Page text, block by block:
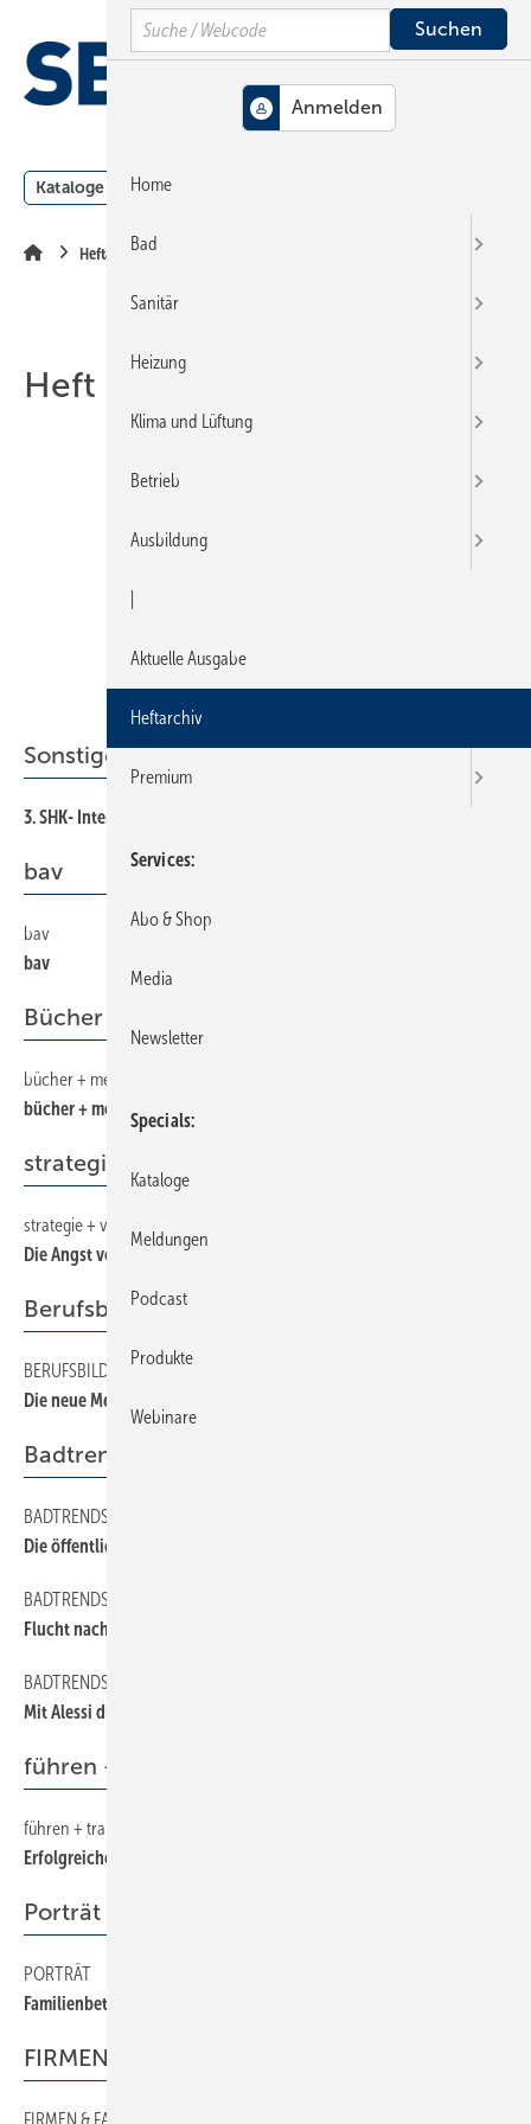
Hauptinhalt
Hauptmenü
SiteSearch
Kataloge Meldungen
Heftarchiv
Heft 22-2002
Sonstiges Thema
3. SHK- Internet-Osc@r
bav
bav
bav
Bücher + Medien
bücher + medien
bücher + medien
strategie + vision
strategie + vision
Die Angst vor der Farbe
Berufsbildung
BERUFSBILDUNG
Die neue Meisterprüfungsverordnung
Badtrends
BADTRENDS
Die öffentliche Bad-Welt
BADTRENDS
Flucht nach vorne
BADTRENDS
Mit Alessi die Bad- Ausstellungen erobern
führen + trainieren
führen + trainieren
Erfolgreicher Umgang mit Kunden
Porträt
PORTRÄT
Familienbetrieb mit Perspektiven
FIRMEN & FAKTEN
FIRMEN & FAKTEN
Search
Home
Bad
Sanitär
Heizung
Klima und Lüftung
Betrieb
Ausbildung
Aktuelle Ausgabe
Heftarchiv
Premium
Services
Abo & Shop
Media
Newsletter
Specials
Kataloge
Meldungen
Podcast
Produkte
Webinare